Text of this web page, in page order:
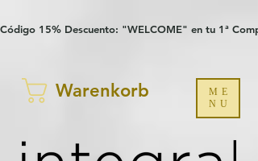
Código 15% Descuento: "WELCOME" en tu 1ª
Warenkorb
ME
NU